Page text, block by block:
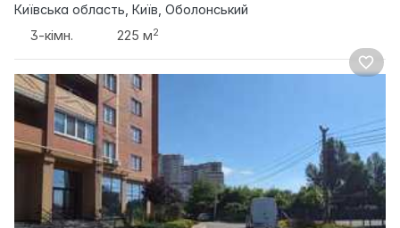
Київська область, Київ, Оболонський
3-кімн.
225 м2